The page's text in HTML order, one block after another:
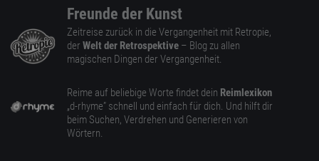
Freunde der Kunst
Zeitreise zurück in die Vergangenheit mit Retropie,
der Welt der Retrospektive – Blog zu allen
magischen Dingen der Vergangenheit.
Reime auf beliebige Worte findet dein Reimlexikon
„d-rhyme” schnell und einfach für dich. Und hilft dir
beim Suchen, Verdrehen und Generieren von
Wörtern.